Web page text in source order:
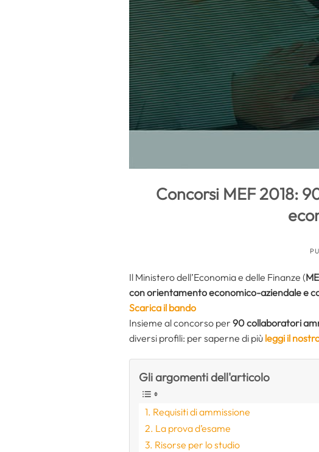
Concorsi MEF 2018:
Il Ministero dell’Economia e delle Finanze (
con orientamento economico-aziendale e
Scarica il bando
Insieme al concorso per 90 collaboratori
diversi profili: per saperne di più leggi il
Gli argomenti dell'articolo
Requisiti di ammissione
La prova d’esame
Risorse per lo studio